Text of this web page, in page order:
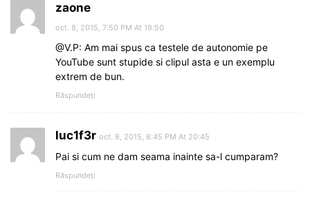
zaone
oct. 8, 2015, 7:50 PM At 19:50
@V.P: Am mai spus ca testele de autonomie pe
YouTube sunt stupide si clipul asta e un exemplu
extrem de bun.
Răspundeți
luc1f3r oct. 8, 2015, 8:45 PM At 20:45
Pai si cum ne dam seama inainte sa-l cumparam?
Răspundeți